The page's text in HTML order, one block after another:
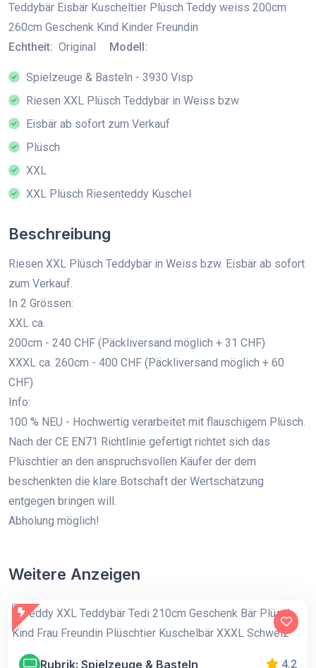
Teddybär Eisbär Kuscheltier Plüsch Teddy weiss 200cm
260cm Geschenk Kind Kinder Freundin
Echtheit: Original Modell:
Spielzeuge & Basteln - 3930 Visp
Riesen XXL Plüsch Teddybär in Weiss bzw
Eisbär ab sofort zum Verkauf
Plüsch
XXL
XXL Plüsch Riesenteddy Kuschel
Beschreibung
Riesen XXL Plüsch Teddybär in Weiss bzw. Eisbär ab sofort
zum Verkauf.
In 2 Grössen:
XXL ca.
200cm - 240 CHF (Päckliversand möglich + 31 CHF)
XXXL ca. 260cm - 400 CHF (Päckliversand möglich + 60
CHF)
Info:
100 % NEU - Hochwertig verarbeitet mit flauschigem Plüsch.
Nach der CE EN71 Richtlinie gefertigt richtet sich das
Plüschtier an den anspruchsvollen Käufer der dem
beschenkten die klare Botschaft der Wertschätzung
entgegen bringen will.
Abholung möglich!
Weitere Anzeigen
Rubrik: Spielzeuge & Basteln 4.2